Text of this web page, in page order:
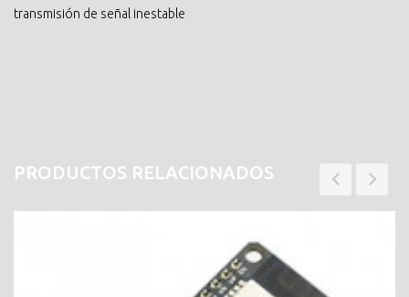
transmisión de señal inestable
PRODUCTOS RELACIONADOS